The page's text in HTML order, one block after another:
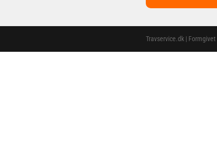
Travservice.dk |